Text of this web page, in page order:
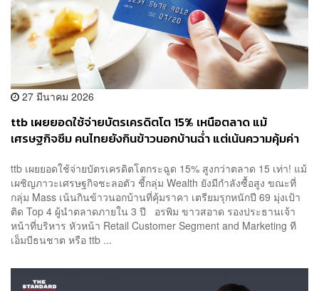
27 มีนาคม 2026
ttb เผยยอดใช้จ่ายบัตรเครดิตโต 15% เหนือตลาด แม้
เศรษฐกิจซึม คนไทยยังกินข้าวนอกบ้านฉ่ำ แต่เน้นความคุ้มค่า
ttb เผยยอดใช้จ่ายบัตรเครดิตโตกระฉูด 15% สูงกว่าตลาด 15 เท่า! แม้
เผชิญภาวะเศรษฐกิจชะลอตัว ชี้กลุ่ม Wealth ยังมีกำลังซื้อสูง ขณะที่
กลุ่ม Mass เน้นกินข้าวนอกบ้านที่คุ้มราคา เตรียมรุกหนักปี 69 มุ่งเป้า
ติด Top 4 ผู้นำตลาดภายใน 3 ปี อรพิม ขาวสอาด รองประธานเจ้า
หน้าที่บริหาร หัวหน้า Retail Customer Segment and Marketing ที
เอ็มบีธนชาต หรือ ttb ...